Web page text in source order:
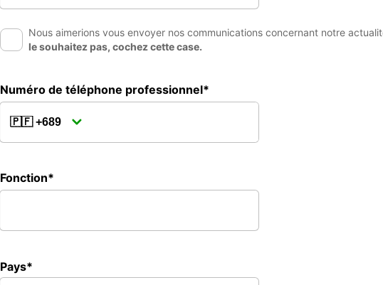
Nous aimerions vous envoyer nos communications concernant notre
le souhaitez pas, cochez cette case.
Numéro de téléphone professionnel*
Fonction*
Pays*